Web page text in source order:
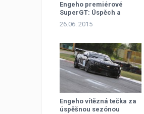
Engeho premiérové
SuperGT: Úspěch a
kolaps!
26.06. 2015
Engeho vítězná tečka za
úspěšnou sezónou